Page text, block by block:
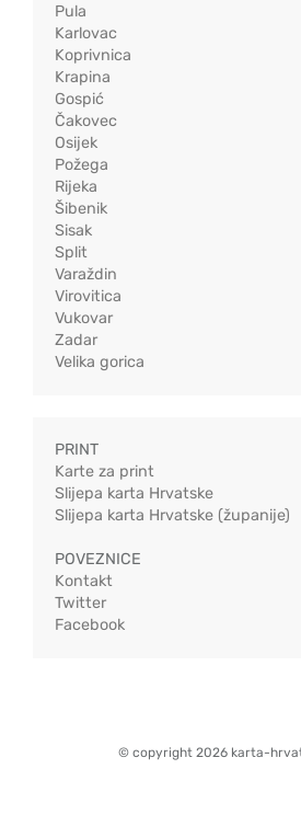
Pula
Karlovac
Koprivnica
Krapina
Gospić
Čakovec
Osijek
Požega
Rijeka
Šibenik
Sisak
Split
Varaždin
Virovitica
Vukovar
Zadar
Velika gorica
PRINT
Karte za print
Slijepa karta Hrvatske
Slijepa karta Hrvatske (županije)
POVEZNICE
Kontakt
Twitter
Facebook
© copyright 2026 karta-